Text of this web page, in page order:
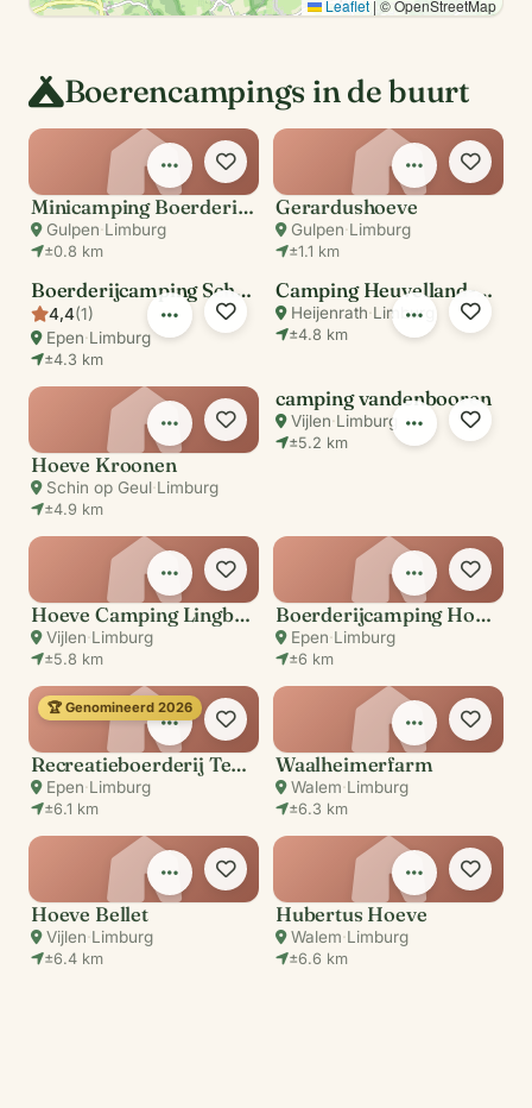
Leaflet | © OpenStreetMap
Boerencampings in de buurt
Minicamping Boerderij Berghemmerhof
Gulpen·Limburg
±0.8 km
Gerardushoeve
Gulpen·Limburg
±1.1 km
Boerderijcamping Schaapskooi Mergelland
4,4(1)
Epen·Limburg
±4.3 km
Camping Heuvelland-Oaze
Heijenrath·Limburg
±4.8 km
Hoeve Kroonen
Schin op Geul·Limburg
±4.9 km
camping vandenbooren
Vijlen·Limburg
±5.2 km
Hoeve Camping Lingberg
Vijlen·Limburg
±5.8 km
Boerderijcamping Hoeve Helberg
Epen·Limburg
±6 km
🏆 Genomineerd 2026
Recreatieboerderij Tergracht
Epen·Limburg
±6.1 km
Waalheimerfarm
Walem·Limburg
±6.3 km
Hoeve Bellet
Vijlen·Limburg
±6.4 km
Hubertus Hoeve
Walem·Limburg
±6.6 km